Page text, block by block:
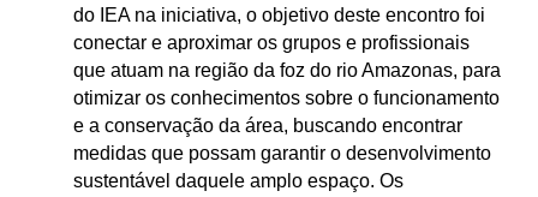
do IEA na iniciativa, o objetivo deste encontro foi
conectar e aproximar os grupos e profissionais
que atuam na região da foz do rio Amazonas, para
otimizar os conhecimentos sobre o funcionamento
e a conservação da área, buscando encontrar
medidas que possam garantir o desenvolvimento
sustentável daquele amplo espaço. Os